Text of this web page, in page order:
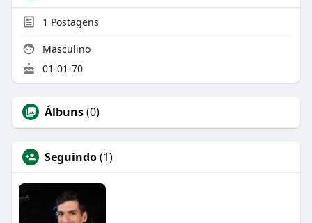
1 Postagens
Masculino
01-01-70
Álbuns(0)
Seguindo(1)